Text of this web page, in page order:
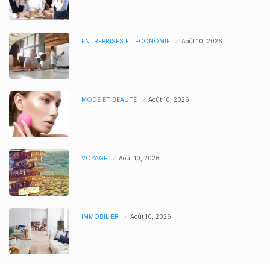
ENTREPRISES ET ÉCONOMIE Août 10, 2026
MODE ET BEAUTÉ Août 10, 2026
VOYAGE Août 10, 2026
IMMOBILIER Août 10, 2026